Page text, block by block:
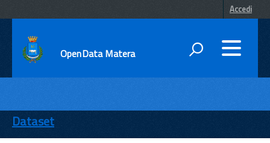
Accedi
OpenData Matera
ENTI
TEMI
Dataset